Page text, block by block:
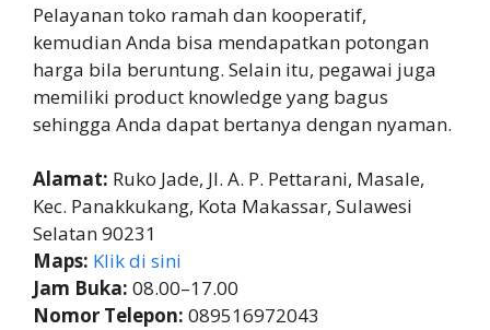
Pelayanan toko ramah dan kooperatif,
kemudian Anda bisa mendapatkan potongan
harga bila beruntung. Selain itu, pegawai juga
memiliki product knowledge yang bagus
sehingga Anda dapat bertanya dengan nyaman.
Alamat: Ruko Jade, Jl. A. P. Pettarani, Masale,
Kec. Panakkukang, Kota Makassar, Sulawesi
Selatan 90231
Maps: Klik di sini
Jam Buka: 08.00–17.00
Nomor Telepon: 089516972043